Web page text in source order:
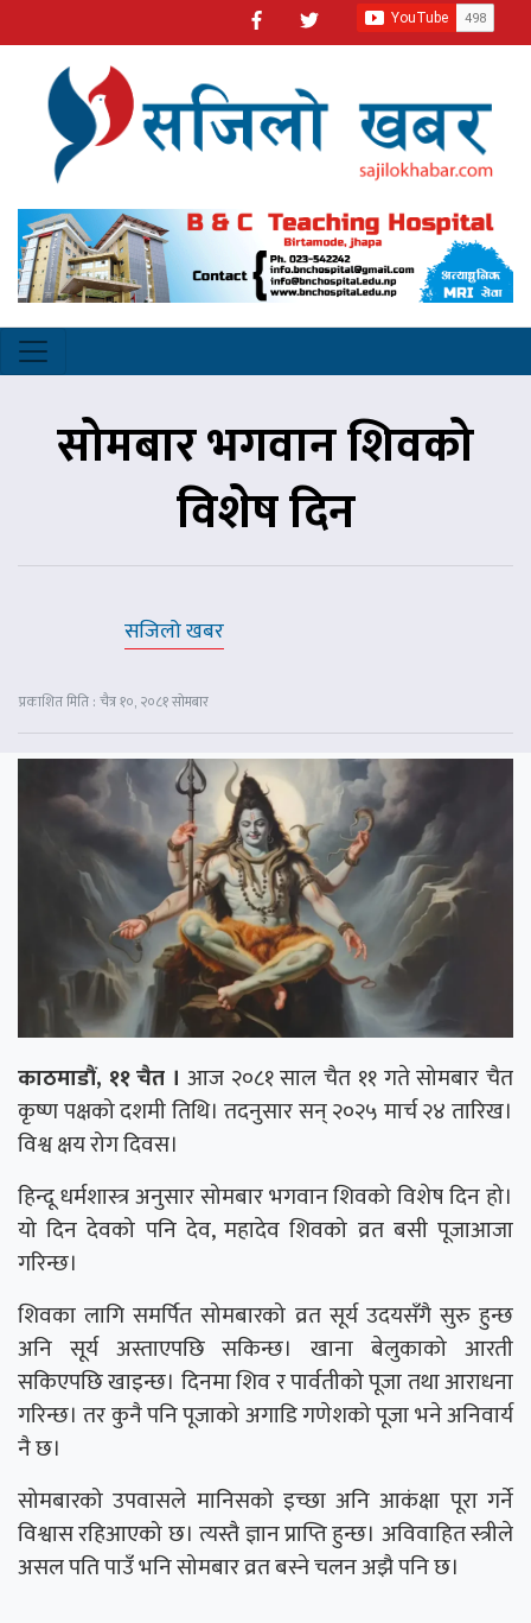
सोमबार भगवान शिवको
विशेष दिन
सजिलो खबर
प्रकाशित मिति : चैत्र १०, २०८१ सोमबार
काठमाडौं, ११ चैत । आज २०८१ साल चैत ११ गते सोमबार चैत
कृष्ण पक्षको दशमी तिथि। तदनुसार सन् २०२५ मार्च २४ तारिख।
विश्व क्षय रोग दिवस।
हिन्दू धर्मशास्त्र अनुसार सोमबार भगवान शिवको विशेष दिन हो।
यो दिन देवको पनि देव, महादेव शिवको व्रत बसी पूजाआजा
गरिन्छ।
शिवका लागि समर्पित सोमबारको व्रत सूर्य उदयसँगै सुरु हुन्छ
अनि सूर्य अस्ताएपछि सकिन्छ। खाना बेलुकाको आरती
सकिएपछि खाइन्छ। दिनमा शिव र पार्वतीको पूजा तथा आराधना
गरिन्छ। तर कुनै पनि पूजाको अगाडि गणेशको पूजा भने अनिवार्य
नै छ।
सोमबारको उपवासले मानिसको इच्छा अनि आकंक्षा पूरा गर्ने
विश्वास रहिआएको छ। त्यस्तै ज्ञान प्राप्ति हुन्छ। अविवाहित स्त्रीले
असल पति पाउँ भनि सोमबार व्रत बस्ने चलन अझै पनि छ।